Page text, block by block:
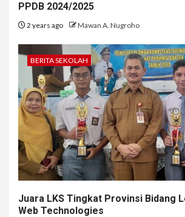
PPDB 2024/2025
2 years ago Mawan A. Nugroho
BERITA SEKOLAH
Juara LKS Tingkat Provinsi Bidang
Web Technologies